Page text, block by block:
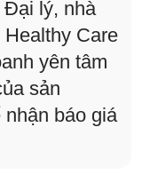
Đại lý, nhà
Care
yên tâm
sản
nhận báo giá